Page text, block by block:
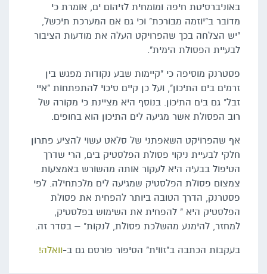
באוניברסיטת חיפה ומומחית לזיהום ים, אומרת כי
מדובר ב"יוזמה מבורכת" וכי גם אם המערכת תיכשל,
"יש הצלחה בכך שהפרויקט העלה את מודעות הציבור
לבעיית הפסולת הימית".
פסטרנק מוסיפה כי "קיימות שבע נקודות מפגש בין
זרמים בים התיכון", ועל כן קיים סיכוי להתפתחות "איי
זבל" גם בים התיכון. בנוסף היא מציינת כי מקורה של
רוב הפסולת אשר מגיעה לים התיכון הוא בחופים.
אף שהפרויקט השאפתני של סלאט עשוי להציע פתרון
חלקי לבעיית ניקוי פסולת הפלסטיק בים, הרי שדרך
הטיפול בבעיה היא לעקור אותה מהשורש באמצעות
צמצום פסולת הפלסטיק שמגיעה לים מלכתחילה. לפי
פסטרנק, הדרך הטובה ביותר להפחית את פסולת
הפלסטיק היא " להפחית את השימוש בפלסטיק,
למחזר, להימנע מהשלכת פסולת, לנקות" – בסדר זה.
בעקבות הכתבה ב"זווית" הסיפור פורסם גם ב-וואלה!